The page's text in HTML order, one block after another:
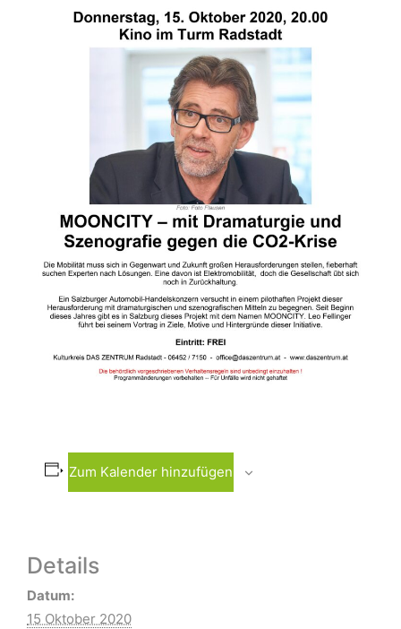
Zum Kalender hinzufügen
Details
Datum:
15 Oktober 2020